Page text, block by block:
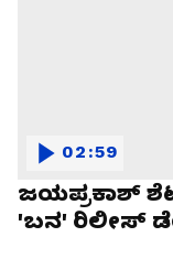
ಜಯಪ್ರಕಾಶ್
'ಬನ' ರಿಲೀಸ್
02:59